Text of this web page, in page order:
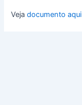
Vejadocumento aqui